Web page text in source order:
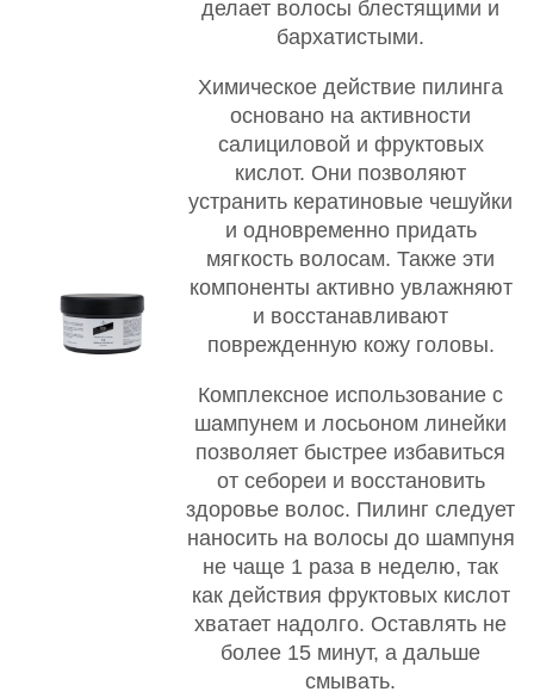
делает волосы блестящими и
бархатистыми.
Химическое действие пилинга
основано на активности
салициловой и фруктовых
кислот. Они позволяют
устранить кератиновые чешуйки
и одновременно придать
мягкость волосам. Также эти
компоненты активно увлажняют
и восстанавливают
поврежденную кожу головы.
Комплексное использование с
шампунем и лосьоном линейки
позволяет быстрее избавиться
от себореи и восстановить
здоровье волос. Пилинг следует
наносить на волосы до шампуня
не чаще 1 раза в неделю, так
как действия фруктовых кислот
хватает надолго. Оставлять не
более 15 минут, а дальше
смывать.